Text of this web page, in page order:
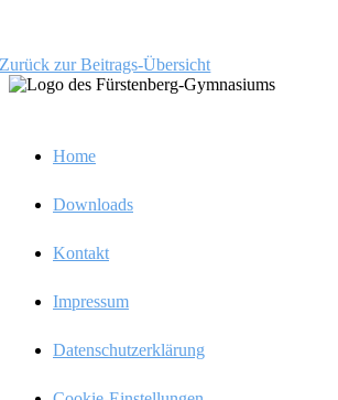
Zurück zur Beitrags-Übersicht
Home
Downloads
Kontakt
Impres­sum
Daten­schutz­er­klä­rung